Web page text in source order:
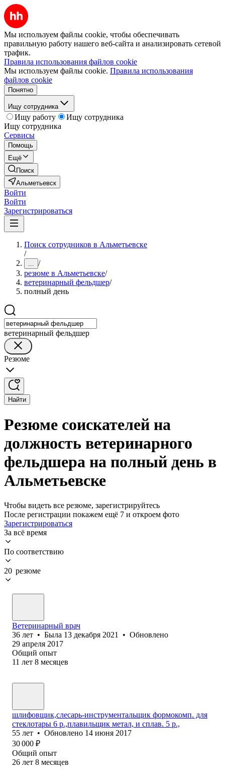
Мы используем файлы cookie, чтобы обеспечивать
правильную работу нашего веб-сайта и анализировать сетевой
трафик.
Правила использования файлов cookie
Мы используем файлы cookie. Правила использования
файлов cookie
Понятно
Ищу сотрудника
Ищу работу
Ищу сотрудника
Ищу сотрудника
Сервисы
Помощь
Ещё
Поиск
Альметьевск
Войти
Войти
Зарегистрироваться
Поиск сотрудников в Альметьевске
/
... /
резюме в Альметьевске/
ветеринарный фельдшер/
полный день
ветеринарный фельдшер
Резюме
Найти
Резюме соискателей на
должность ветеринарного
фельдшера на полный день в
Альметьевске
Чтобы видеть все резюме, зарегистрируйтесь
После регистрации покажем ещё 7 и откроем фото
Зарегистрироваться
За всё время
По соответствию
20 резюме
Ветеринарный врач
36 лет • Была 13 декабря 2021 • Обновлено
29 апреля 2017
Общий опыт
11 лет 8 месяцев
шлифовщик,слесарь-инструментальщик формокомп. для
стеклотары 6 р.,плавильщик метал, и сплав. 5 р.,
55 лет • Обновлено 14 июня 2017
30 000 ₽
Общий опыт
26 лет 8 месяцев